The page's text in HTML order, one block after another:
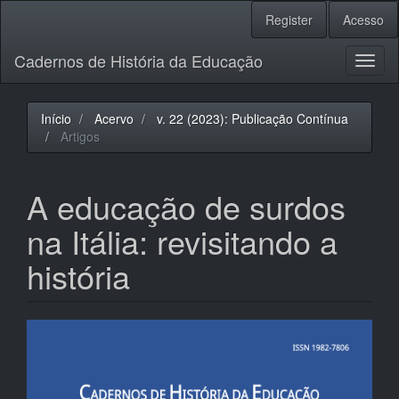
principal
Barra
Lateral
Register Acesso
Cadernos de História da Educação
Início Acervo
v. 22 (2023): Publicação Contínua
Artigos
A educação de surdos
na Itália: revisitando a
história